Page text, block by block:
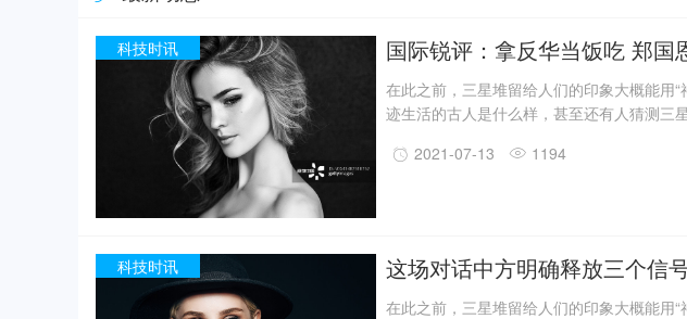
科技时讯 国际锐评：拿反华当饭吃 郑国
在此之前，三星堆留给人们的印象大概能用
迹生活的古人是什么样，甚至还有人猜测三
事实上，上世纪震惊世界的三星堆出土文物
精美牙雕残件、玉琮、玉石器等重要文物500
2021-07-13 1194
科技时讯 这场对话中方明确释放三个信
在此之前，三星堆留给人们的印象大概能用